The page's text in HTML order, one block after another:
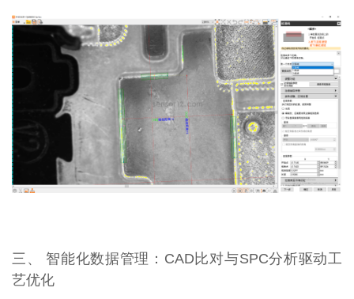
三、 智能化数据管理：CAD比对与SPC分析驱动工
艺优化